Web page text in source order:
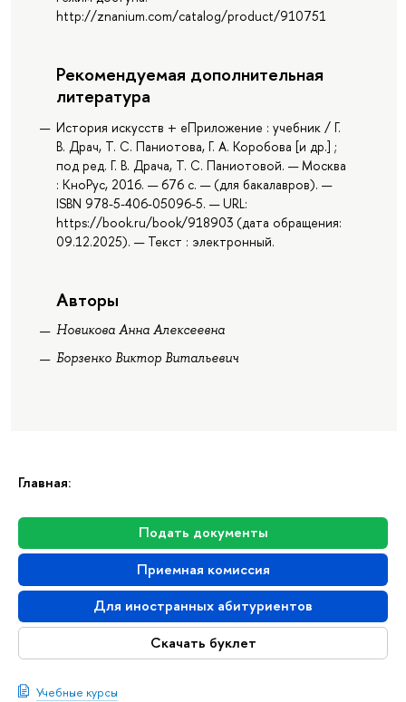
Главная:
Подать документы
Приемная комиссия
Для иностранных абитуриентов
Скачать буклет
Учебные курсы
http://znanium.com/catalog/product/910751
Рекомендуемая дополнительная
литература
История искусств + еПриложение : учебник / Г.
В. Драч, Т. С. Паниотова, Г. А. Коробова [и др.] ;
под ред. Г. В. Драча, Т. С. Паниотовой. — Москва
: КноРус, 2016. — 676 с. — (для бакалавров). —
ISBN 978-5-406-05096-5. — URL:
https://book.ru/book/918903 (дата обращения:
09.12.2025). — Текст : электронный.
Авторы
Новикова Анна Алексеевна
Борзенко Виктор Витальевич